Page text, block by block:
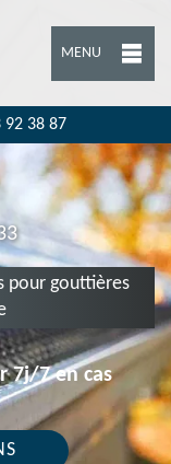
MENU
92 38 87
pour gouttières
7j/7 en cas